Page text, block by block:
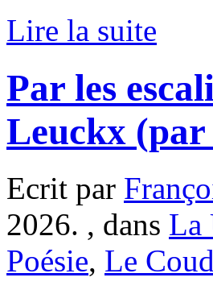
Lire la suite
Par les
Leuckx
Ecrit par
2026. , dans La
Poésie, Le